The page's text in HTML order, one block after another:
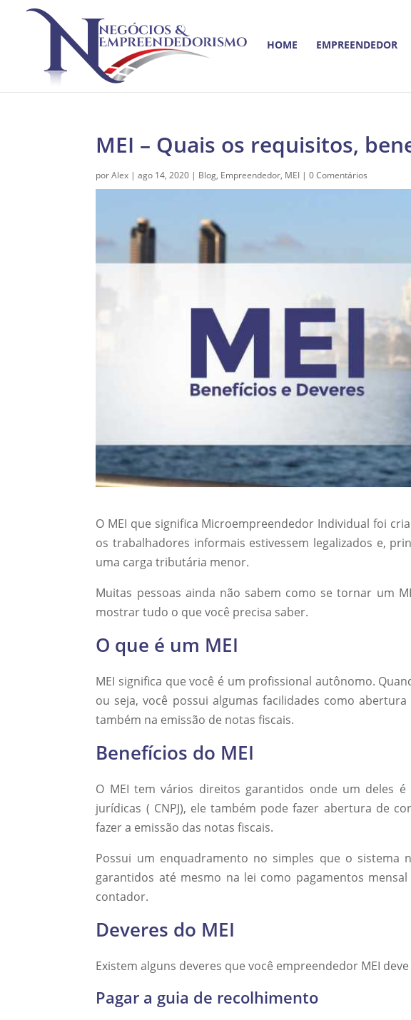
HOME EMPREENDEDOR
MEI – Quais os requisitos,
porAlex |ago 14, 2020 | Blog, Empreendedor, MEI |0 Comentários
O MEI que significa Microempreendedor Individual foi
os trabalhadores informais estivessem legalizados e,
uma carga tributária menor.
Muitas pessoas ainda não sabem como se tornar um
mostrar tudo o que você precisa saber.
O que é um MEI
MEI significa que você é um profissional autônomo.
ou seja, você possui algumas facilidades como
também na emissão de notas fiscais.
Benefícios do MEI
O MEI tem vários direitos garantidos onde um deles
jurídicas ( CNPJ), ele também pode fazer abertura de
fazer a emissão das notas fiscais.
Possui um enquadramento no simples que o sistema
garantidos até mesmo na lei como pagamentos
contador.
Deveres do MEI
Existem alguns deveres que você empreendedor MEI
Pagar a guia de recolhimento